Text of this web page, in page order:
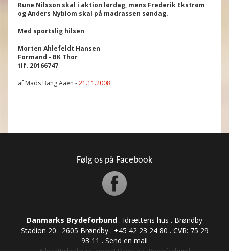
Rune Nilsson skal i aktion lørdag, mens Frederik Ekstrøm
og Anders Nyblom skal på madrassen søndag.
Med sportslig hilsen
Morten Ahlefeldt Hansen
Formand - BK Thor
tlf. 20166747
af Mads Bang Aaen -21.11.2008
Følg os på Facebook
Danmarks Brydeforbund . Idrættens hus . Brøndby
Stadion 20 . 2605 Brøndby . +45 42 23 24 80 . CVR: ​​​​​​75 29
93 11 . Send en mail